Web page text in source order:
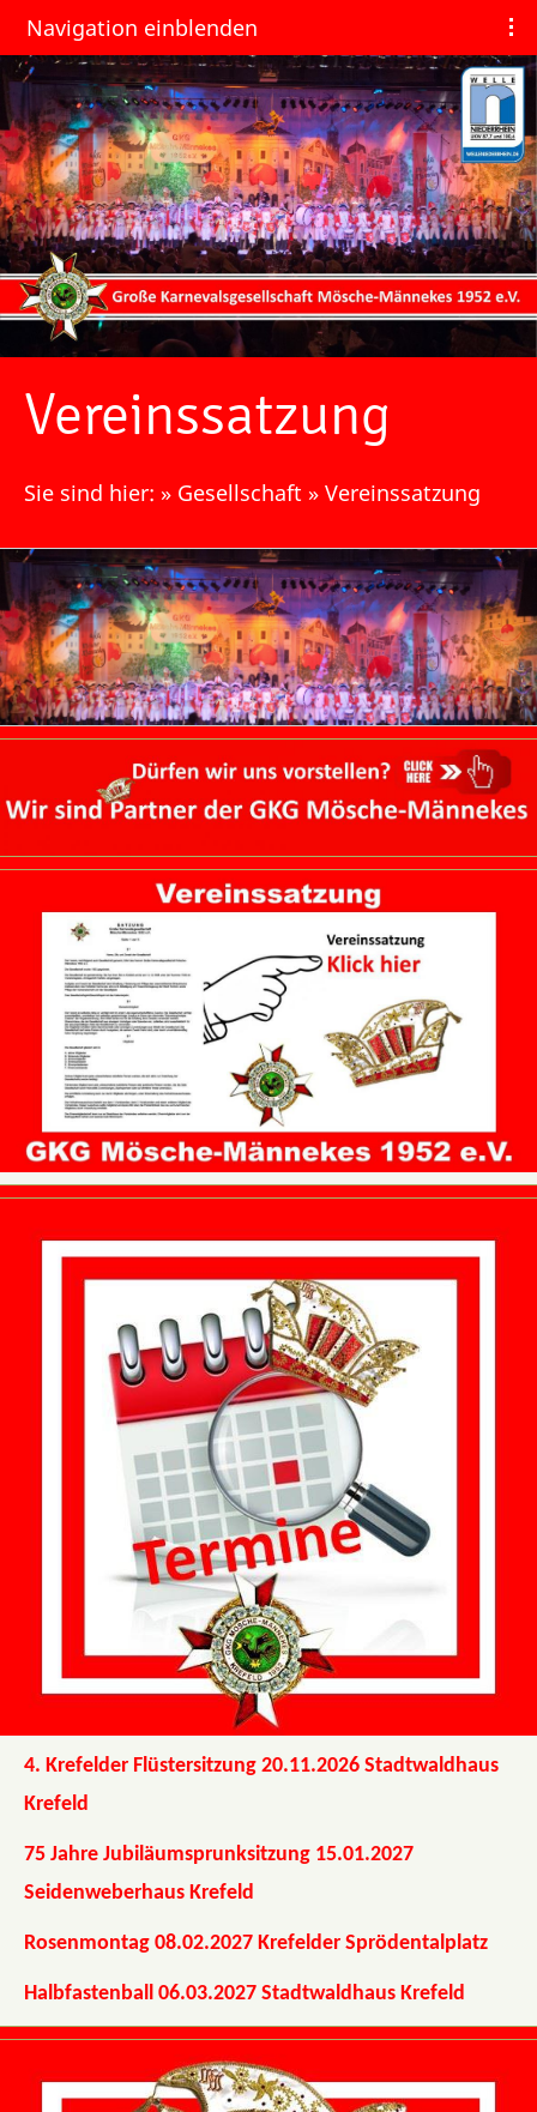
Navigation einblenden
Vereinssatzung
Sie sind hier: » Gesellschaft » Vereinssatzung
4. Krefelder Flüstersitzung 20.11.2026 Stadtwaldhaus
Krefeld
75 Jahre Jubiläumsprunksitzung 15.01.2027
Seidenweberhaus Krefeld
Rosenmontag 08.02.2027 Krefelder Sprödentalplatz
Halbfastenball 06.03.2027 Stadtwaldhaus Krefeld